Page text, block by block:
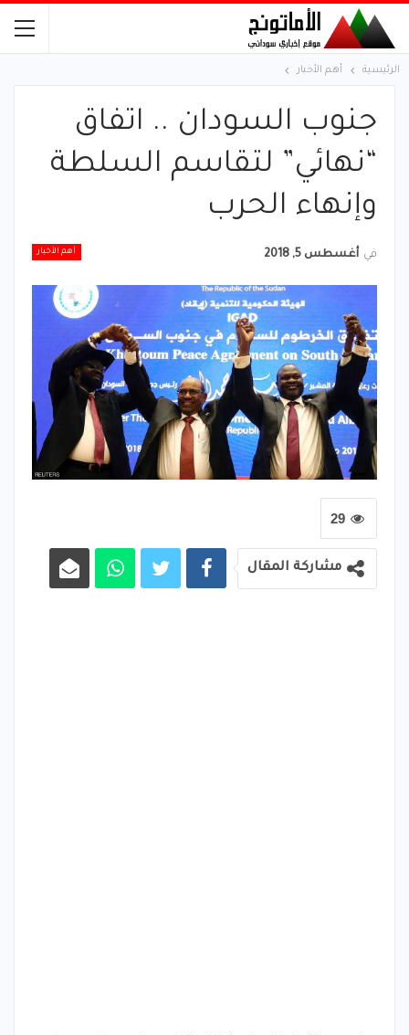
الرئيسية أهم الأخبار
جنوب السودان .. اتفاق
“نهائي” لتقاسم السلطة
وإنهاء الحرب
أهم الأخبار في أغسطس 5, 2018
29
مشاركة المقال